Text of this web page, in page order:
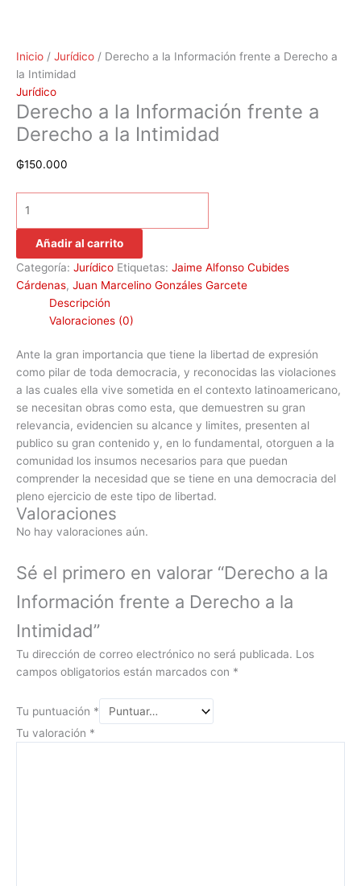
Inicio / Jurídico / Derecho a la Información frente a Derecho a
la Intimidad
Jurídico
Derecho a la Información frente a
Derecho a la Intimidad
₲150.000
Añadir al carrito
Categoría: Jurídico Etiquetas: Jaime Alfonso Cubides
Cárdenas, Juan Marcelino Gonzáles Garcete
Descripción
Valoraciones (0)
Ante la gran importancia que tiene la libertad de expresión
como pilar de toda democracia, y reconocidas las violaciones
a las cuales ella vive sometida en el contexto latinoamericano,
se necesitan obras como esta, que demuestren su gran
relevancia, evidencien su alcance y limites, presenten al
publico su gran contenido y, en lo fundamental, otorguen a la
comunidad los insumos necesarios para que puedan
comprender la necesidad que se tiene en una democracia del
pleno ejercicio de este tipo de libertad.
Valoraciones
No hay valoraciones aún.
Sé el primero en valorar “Derecho a la
Información frente a Derecho a la
Intimidad”
Tu dirección de correo electrónico no será publicada. Los
campos obligatorios están marcados con *
Tu puntuación *
Tu valoración *